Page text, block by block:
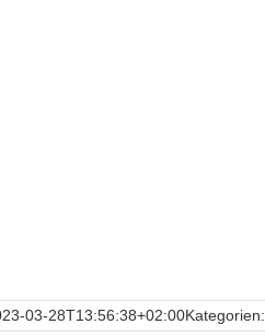
03-28T13:56:38+02:00Kategorien: